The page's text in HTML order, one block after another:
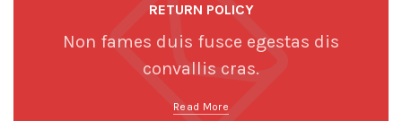
RETURN POLICY
Non fames duis fusce egestas dis
convallis cras.
Read More